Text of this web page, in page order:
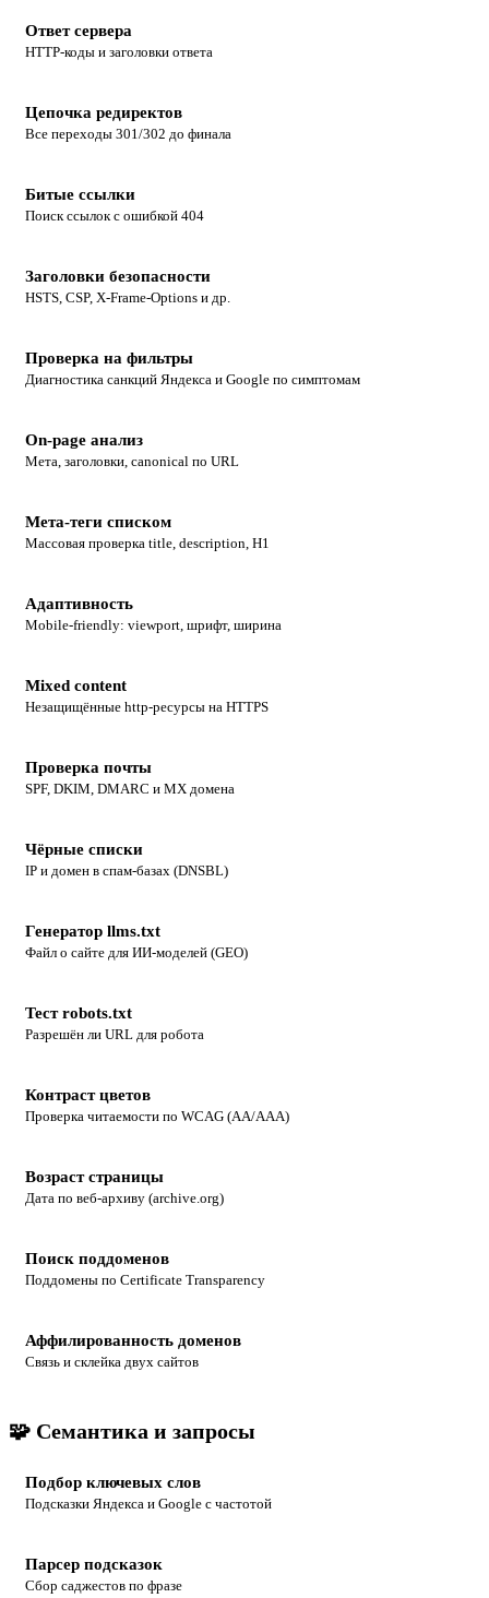
Ответ сервера
HTTP-коды и заголовки ответа
Цепочка редиректов
Все переходы 301/302 до финала
Битые ссылки
Поиск ссылок с ошибкой 404
Заголовки безопасности
HSTS, CSP, X-Frame-Options и др.
Проверка на фильтры
Диагностика санкций Яндекса и Google по симптомам
On-page анализ
Мета, заголовки, canonical по URL
Мета-теги списком
Массовая проверка title, description, H1
Адаптивность
Mobile-friendly: viewport, шрифт, ширина
Mixed content
Незащищённые http-ресурсы на HTTPS
Проверка почты
SPF, DKIM, DMARC и MX домена
Чёрные списки
IP и домен в спам-базах (DNSBL)
Генератор llms.txt
Файл о сайте для ИИ-моделей (GEO)
Тест robots.txt
Разрешён ли URL для робота
Контраст цветов
Проверка читаемости по WCAG (AA/AAA)
Возраст страницы
Дата по веб-архиву (archive.org)
Поиск поддоменов
Поддомены по Certificate Transparency
Аффилированность доменов
Связь и склейка двух сайтов
🧩 Семантика и запросы
Подбор ключевых слов
Подсказки Яндекса и Google с частотой
Парсер подсказок
Сбор саджестов по фразе